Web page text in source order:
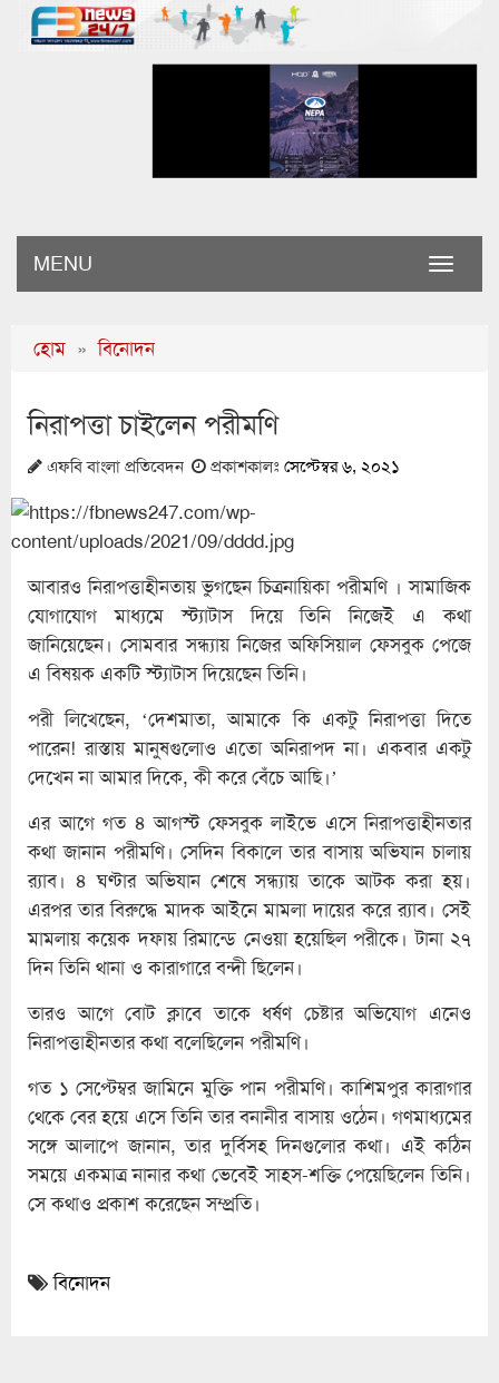
Toggle
MENU
হোম » বিনোদন
নিরাপত্তা চাইলেন পরীমণি
এফবি বাংলা প্রতিবেদন প্রকাশকালঃ সেপ্টেম্বর ৬, ২০২১
আবারও নিরাপত্তাহীনতায় ভুগছেন চিত্রনায়িকা পরীমণি । সামাজিক
যোগাযোগ মাধ্যমে স্ট্যাটাস দিয়ে তিনি নিজেই এ কথা
জানিয়েছেন। সোমবার সন্ধ্যায় নিজের অফিসিয়াল ফেসবুক পেজে
এ বিষয়ক একটি স্ট্যাটাস দিয়েছেন তিনি।
পরী লিখেছেন, ‘দেশমাতা, আমাকে কি একটু নিরাপত্তা দিতে
পারেন! রাস্তায় মানুষগুলোও এতো অনিরাপদ না। একবার একটু
দেখেন না আমার দিকে, কী করে বেঁচে আছি।’
এর আগে গত ৪ আগস্ট ফেসবুক লাইভে এসে নিরাপত্তাহীনতার
কথা জানান পরীমণি। সেদিন বিকালে তার বাসায় অভিযান চালায়
র‍্যাব। ৪ ঘণ্টার অভিযান শেষে সন্ধ্যায় তাকে আটক করা হয়।
এরপর তার বিরুদ্ধে মাদক আইনে মামলা দায়ের করে র‍্যাব। সেই
মামলায় কয়েক দফায় রিমান্ডে নেওয়া হয়েছিল পরীকে। টানা ২৭
দিন তিনি থানা ও কারাগারে বন্দী ছিলেন।
তারও আগে বোট ক্লাবে তাকে ধর্ষণ চেষ্টার অভিযোগ এনেও
নিরাপত্তাহীনতার কথা বলেছিলেন পরীমণি।
গত ১ সেপ্টেম্বর জামিনে মুক্তি পান পরীমণি। কাশিমপুর কারাগার
থেকে বের হয়ে এসে তিনি তার বনানীর বাসায় ওঠেন। গণমাধ্যমের
সঙ্গে আলাপে জানান, তার দুর্বিসহ দিনগুলোর কথা। এই কঠিন
সময়ে একমাত্র নানার কথা ভেবেই সাহস-শক্তি পেয়েছিলেন তিনি।
সে কথাও প্রকাশ করেছেন সম্প্রতি।
বিনোদন